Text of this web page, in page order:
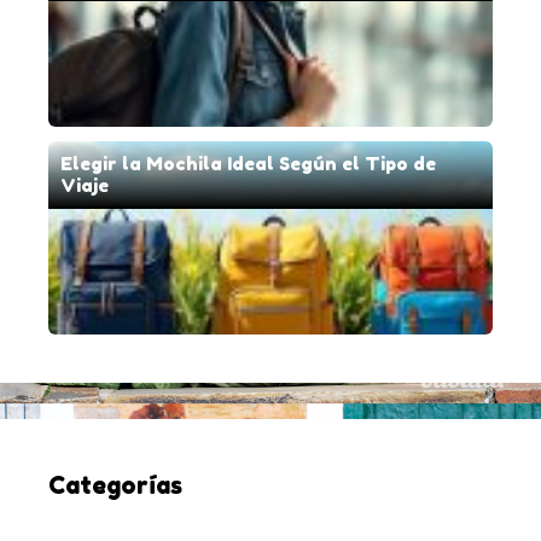
Elegir la Mochila Ideal Según el Tipo de
Viaje
Categorías